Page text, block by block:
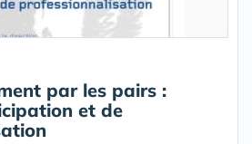
par les pairs :
et de